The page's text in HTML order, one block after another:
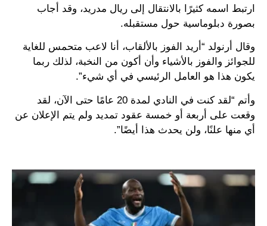
ارتبط اسمه كثيرًا بالانتقال إلى ريال مدريد، وقد أجاب
بصورة دبلوماسية حول مستقبله.
وقال أرنولد “أريد الفوز بالألقاب، أنا لاعب متحمس للغاية
للجوائز والفوز بالأشياء وأن أكون من النخبة، لذلك ربما
يكون هذا هو العامل الرئيسي في أي شيء”.
وأتم “لقد كنت في النادي لمدة 20 عامًا حتى الآن، لقد
وقعت على أربعة أو خمسة عقود تمديد ولم يتم الإعلان عن
أي منها علنًا، ولن يحدث هذا أيضًا”.